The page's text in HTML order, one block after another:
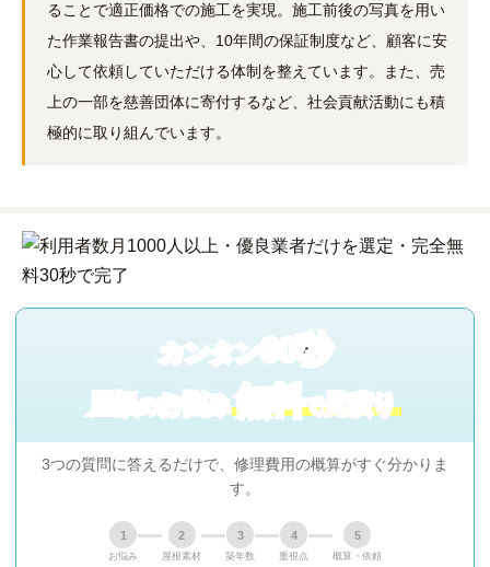
ることで適正価格での施工を実現。施工前後の写真を用い
た作業報告書の提出や、10年間の保証制度など、顧客に安
心して依頼していただける体制を整えています。また、売
上の一部を慈善団体に寄付するなど、社会貢献活動にも積
極的に取り組んでいます。
カンタン60秒
屋根 の お悩み無料で見積り
3つの質問に答えるだけで、修理費用の概算がすぐ分かりま
す。
1
お悩み
2
屋根素材
3
築年数
4
重視点
5
概算・依頼